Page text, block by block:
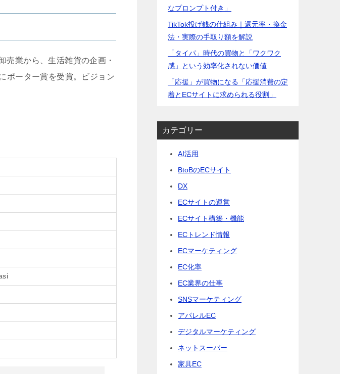
売業から、生活雑貨の企画・
ポーター賞を受賞。ビジョン
なプロンプト付き」
TikTok投げ銭の仕組み｜還元率・換金
法・実際の手取り額を解説
「タイパ」時代の買物と「ワクワク
感」という効率化されない価値
「応援」が買物になる「応援消費の定
着とECサイトに求められる役割」
カテゴリー
AI活用
BtoBのECサイト
DX
ECサイトの運営
ECサイト構築・機能
ECトレンド情報
ECマーケティング
EC化率
EC業界の仕事
SNSマーケティング
アパレルEC
デジタルマーケティング
ネットスーパー
家具EC